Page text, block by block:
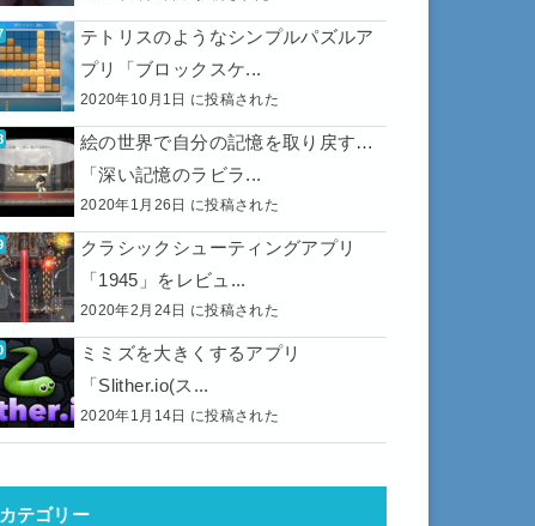
テトリスのようなシンプルパズルア
プリ「ブロックスケ...
2020年10月1日 に投稿された
絵の世界で自分の記憶を取り戻す…
「深い記憶のラビラ...
2020年1月26日 に投稿された
クラシックシューティングアプリ
「1945」をレビュ...
2020年2月24日 に投稿された
ミミズを大きくするアプリ
「Slither.io(ス...
2020年1月14日 に投稿された
カテゴリー